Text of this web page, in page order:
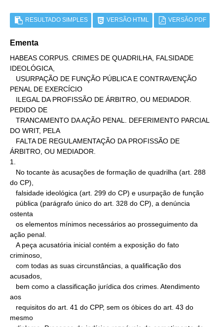
RESULTADO SIMPLES VERSÃO HTML VERSÃO PDF
Ementa
HABEAS CORPUS. CRIMES DE QUADRILHA, FALSIDADE
IDEOLÓGICA,
PENAL DE EXERCÍCIO
PEDIDO DE
DO WRIT, PELA
ÁRBITRO, OU MEDIADOR.
1.
do CP),
ostenta
ação penal.
criminoso,
acusados,
aos
mesmo